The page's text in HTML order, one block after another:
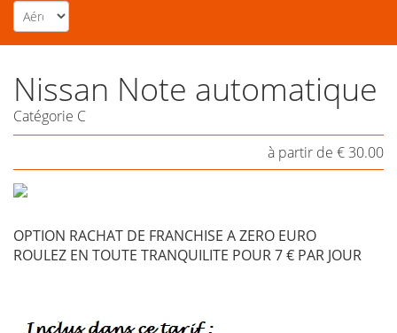
Nissan Note automatique
Catégorie C
à partir de € 30.00
OPTION RACHAT DE FRANCHISE A ZERO EURO
ROULEZ EN TOUTE TRANQUILITE POUR 7 € PAR JOUR